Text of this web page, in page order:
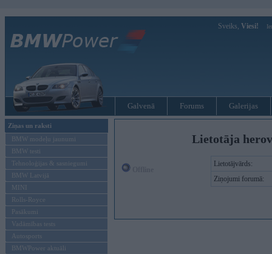
Sveiks, Viesi!
Galvenā Forums Galerijas
Ziņas un raksti
BMW modeļu jaunumi
BMW testi
Tehnoloģijas & sasniegumi
BMW Latvijā
MINI
Rolls-Royce
Pasākumi
Vadāmības tests
Autosports
BMWPower aktuāli
Lietotāja
Lietotājvārds:
Ziņojumi forumā: